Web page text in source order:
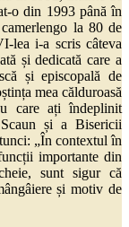
o din 1993 până în
la 80 de
lea i-a scris câteva
și dedicată care a
și episcopală de
mea călduroasă
care ați îndeplinit
și a Bisericii
„În contextul în
importante din
sunt sigur că
și motiv de